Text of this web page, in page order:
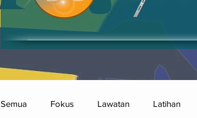
Semua Fokus Lawatan Latihan